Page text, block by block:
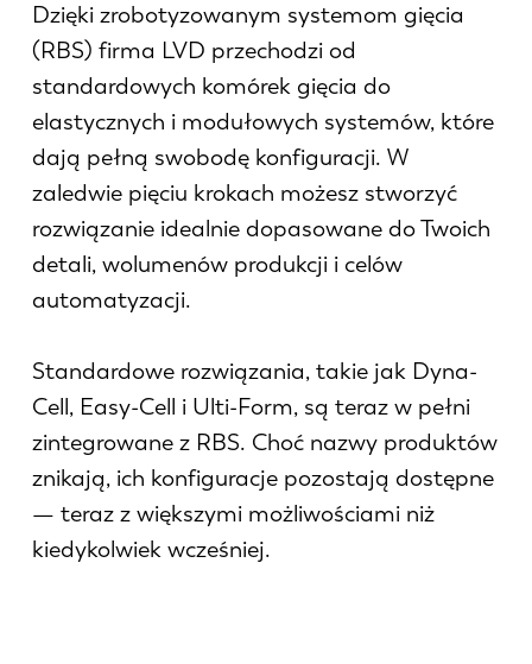
Dzięki zrobotyzowanym systemom gięcia
(RBS) firma LVD przechodzi od
standardowych komórek gięcia do
elastycznych i modułowych systemów, które
dają pełną swobodę konfiguracji. W
zaledwie pięciu krokach możesz stworzyć
rozwiązanie idealnie dopasowane do Twoich
detali, wolumenów produkcji i celów
automatyzacji.
Standardowe rozwiązania, takie jak Dyna-
Cell, Easy-Cell i Ulti-Form, są teraz w pełni
zintegrowane z RBS. Choć nazwy produktów
znikają, ich konfiguracje pozostają dostępne
— teraz z większymi możliwościami niż
kiedykolwiek wcześniej.
NOŻYCE GILOTYNOWE
OPROGRAMOWANIE
OBSŁUGA KLIENTA
O firmie LVD
Aktualności
Odkryj LVD
Realizacje
Centrum zasobów
Branże i rozwiązania
Oferty pracy
Kontakt